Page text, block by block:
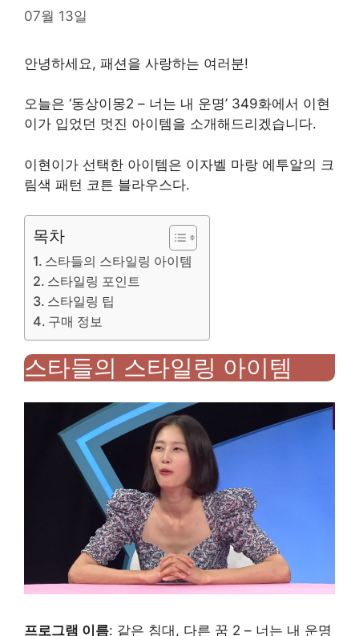
07월 13일
안녕하세요, 패션을 사랑하는 여러분!
오늘은 ‘동상이몽2 – 너는 내 운명’ 349화에서 이현
이가 입었던 멋진 아이템을 소개해드리겠습니다.
이현이가 선택한 아이템은 이자벨 마랑 에투알의 크
림색 패턴 코튼 블라우스다.
목차
스타들의 스타일링 아이템
스타일링 포인트
스타일링 팁
구매 정보
스타들의 스타일링 아이템
프로그램 이름: 같은 침대, 다른 꿈 2 – 너는 내 운명